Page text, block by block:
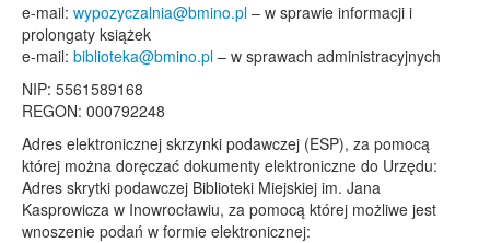
e-mail: wypozyczalnia@bmino.pl – w sprawie informacji i
prolongaty książek
e-mail: biblioteka@bmino.pl – w sprawach administracyjnych
NIP: 5561589168
REGON: 000792248
Adres elektronicznej skrzynki podawczej (ESP), za pomocą
której można doręczać dokumenty elektroniczne do Urzędu:
Adres skrytki podawczej Biblioteki Miejskiej im. Jana
Kasprowicza w Inowrocławiu, za pomocą której możliwe jest
wnoszenie podań w formie elektronicznej: